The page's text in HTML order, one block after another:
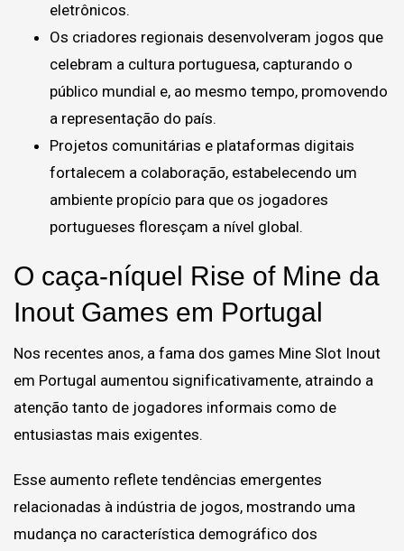
eletrônicos.
Os criadores regionais desenvolveram jogos que
celebram a cultura portuguesa, capturando o
público mundial e, ao mesmo tempo, promovendo
a representação do país.
Projetos comunitárias e plataformas digitais
fortalecem a colaboração, estabelecendo um
ambiente propício para que os jogadores
portugueses floresçam a nível global.
O caça-níquel Rise of Mine da
Inout Games em Portugal
Nos recentes anos, a fama dos games Mine Slot Inout
em Portugal aumentou significativamente, atraindo a
atenção tanto de jogadores informais como de
entusiastas mais exigentes.
Esse aumento reflete tendências emergentes
relacionadas à indústria de jogos, mostrando uma
mudança no característica demográfico dos